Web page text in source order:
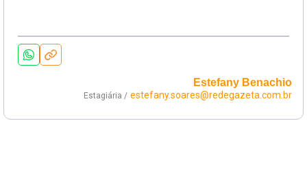
Estefany Benachio
Estagiária / estefany.soares@redegazeta.com.br